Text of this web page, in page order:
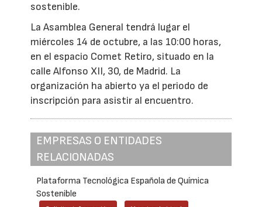
sostenible.
La Asamblea General tendrá lugar el
miércoles 14 de octubre, a las 10:00 horas,
en el espacio Comet Retiro, situado en la
calle Alfonso XII, 30, de Madrid. La
organización ha abierto ya el periodo de
inscripción para asistir al encuentro.
EMPRESAS O ENTIDADES
RELACIONADAS
Plataforma Tecnológica Española de Química
Sostenible